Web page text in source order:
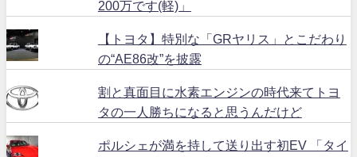
200万です(軽)」
【トヨタ】特別な「GRヤリス」とこだわり
の“AE86改”を披露
割と真面目に水素エンジンの時代来てトヨ
タの一人勝ちになると思うんだけど
ポルシェが満を持して送り出す初EV 「タイ